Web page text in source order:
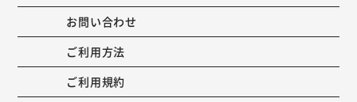
お問い合わせ
ご利用方法
ご利用規約